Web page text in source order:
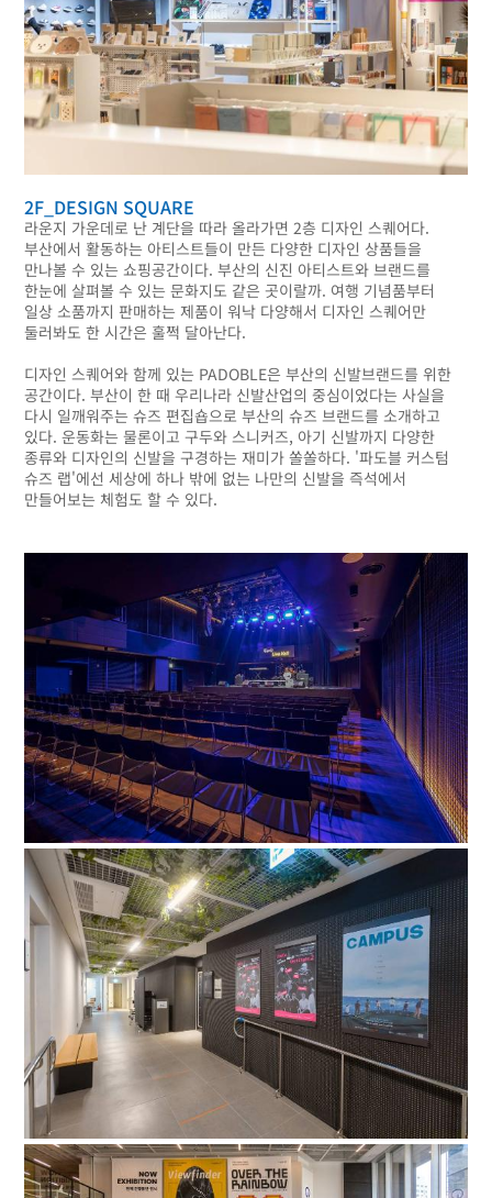
2F_DESIGN SQUARE
라운지 가운데로 난 계단을 따라 올라가면 2층 디자인 스퀘어다.
부산에서 활동하는 아티스트들이 만든 다양한 디자인 상품들을
만나볼 수 있는 쇼핑공간이다. 부산의 신진 아티스트와 브랜드를
한눈에 살펴볼 수 있는 문화지도 같은 곳이랄까. 여행 기념품부터
일상 소품까지 판매하는 제품이 워낙 다양해서 디자인 스퀘어만
둘러봐도 한 시간은 훌쩍 달아난다.
디자인 스퀘어와 함께 있는 PADOBLE은 부산의 신발브랜드를 위한
공간이다. 부산이 한 때 우리나라 신발산업의 중심이었다는 사실을
다시 일깨워주는 슈즈 편집숍으로 부산의 슈즈 브랜드를 소개하고
있다. 운동화는 물론이고 구두와 스니커즈, 아기 신발까지 다양한
종류와 디자인의 신발을 구경하는 재미가 쏠쏠하다. '파도블 커스텀
슈즈 랩'에선 세상에 하나 밖에 없는 나만의 신발을 즉석에서
만들어보는 체험도 할 수 있다.